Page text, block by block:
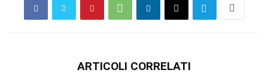
ARTICOLI CORRELATI